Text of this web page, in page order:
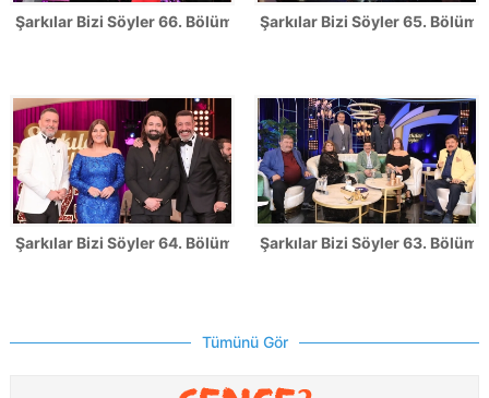
Şarkılar Bizi Söyler 66. Bölüm FotoğraflarıŞarkılar Bizi Söyler 65. Bölüm
Şarkılar Bizi Söyler 64. Bölüm FotoğraflarıŞarkılar Bizi Söyler 63. Bölüm
Tümünü Gör